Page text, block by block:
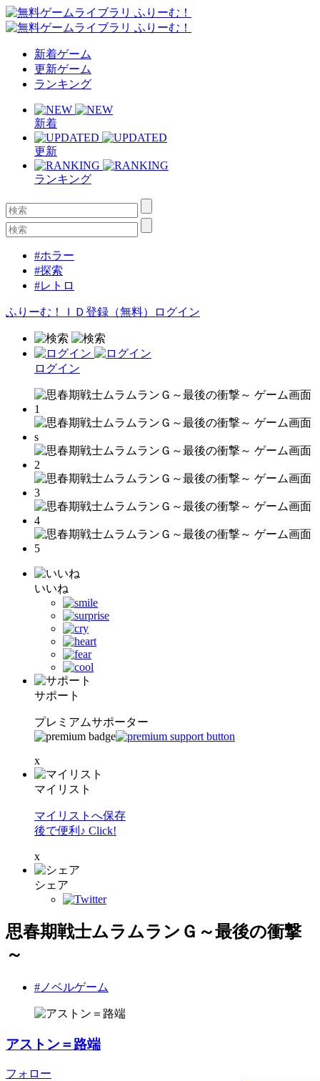
新着ゲーム
更新ゲーム
ランキング
新着
更新
ランキング
#ホラー
#探索
#レトロ
ふりーむ！ＩＤ登録（無料） ログイン
ログイン
いいね
サポート
プレミアムサポーター
x
マイリスト
マイリストへ保存
後で便利♪ Click!
x
シェア
思春期戦士ムラムランＧ～最後の衝撃
～
#ノベルゲーム
アストン＝路端
フォロー